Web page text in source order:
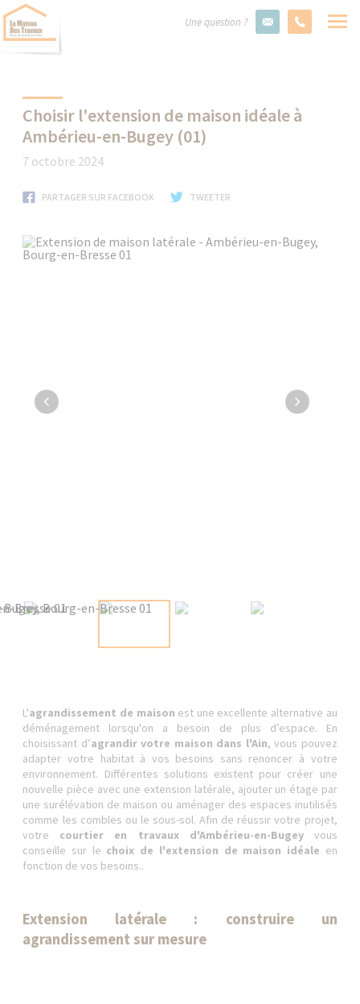
Une question ?
Choisir l'extension de maison idéale à
Ambérieu-en-Bugey (01)
7 octobre 2024
PARTAGER SUR FACEBOOK TWEETER
L'agrandissement de maison est une excellente alternative au
déménagement lorsqu'on a besoin de plus d’espace. En
choisissant d’agrandir votre maison dans l'Ain, vous pouvez
adapter votre habitat à vos besoins sans renoncer à votre
environnement. Différentes solutions existent pour créer une
nouvelle pièce avec une extension latérale, ajouter un étage par
une surélévation de maison ou aménager des espaces inutilisés
comme les combles ou le sous-sol. Afin de réussir votre projet,
votre courtier en travaux d'Ambérieu-en-Bugeyvous
conseille sur le choix de l'extension de maison idéale en
fonction de vos besoins..
Extension latérale : construire un
agrandissement sur mesure